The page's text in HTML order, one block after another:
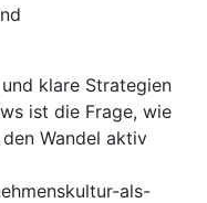
klare Strategien
ist die Frage, wie
Wandel aktiv
als-